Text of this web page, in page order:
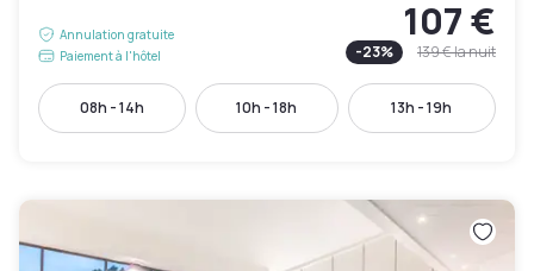
Annulation gratuite
Paiement à l'hôtel
107 €
-23% 139 €la nuit
08h - 14h 10h - 18h 13h - 19h